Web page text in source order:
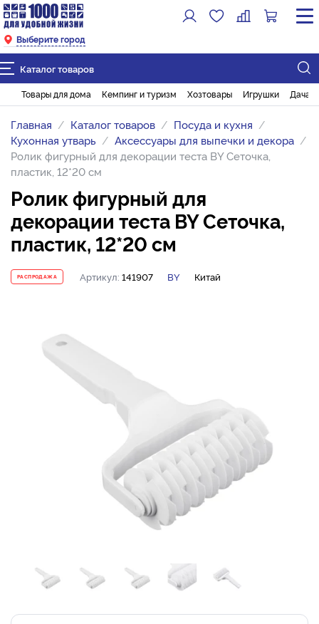
Выберите город
Каталог товаров
Товары для дома Кемпинг и туризм Хозтовары Игрушки Дача
Главная Каталог товаров
Посуда и кухня
Кухонная утварь
Аксессуары для выпечки и декора
Ролик фигурный для декорации теста BY Сеточка,
пластик, 12*20 см
Ролик фигурный для
декорации теста BY Сеточка,
пластик, 12*20 см
РАСПРОДАЖА Артикул: 141907 BY Китай